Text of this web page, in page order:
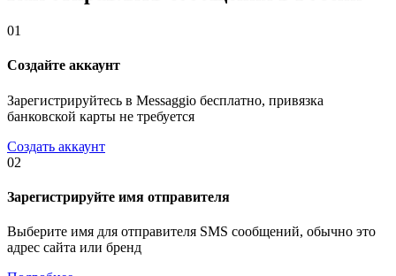
01
Создайте аккаунт
Зарегистрируйтесь в Messaggio бесплатно, привязка
банковской карты не требуется
Создать аккаунт
02
Зарегистрируйте имя отправителя
Выберите имя для отправителя SMS сообщений, обычно это
адрес сайта или бренд